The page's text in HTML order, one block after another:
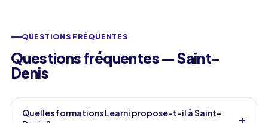
QUESTIONS FRÉQUENTES
Questions fréquentes — Saint-
Denis
Quelles formations Learni propose-t-il à Saint-
+